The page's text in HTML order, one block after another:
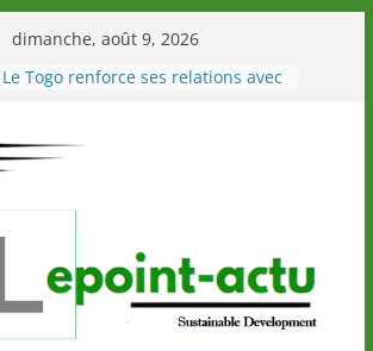
dimanche, août 9, 2026
Le Togo renforce ses relations avec
Éléphants en Côte d’Ivoire
LOTO DETENTE”, un nouveau tirage
marque de confiance au Togo sur
la scène internationale au-delà des
performances de ses athlètes
Togo: Que retenir de la politique
éducation et de l’ambition de